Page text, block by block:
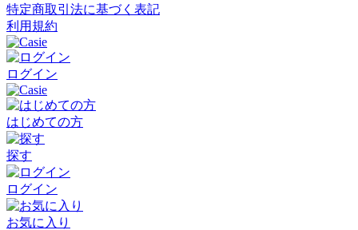
特定商取引法に基づく表記
利用規約
ログイン
はじめての方
探す
ログイン
お気に入り